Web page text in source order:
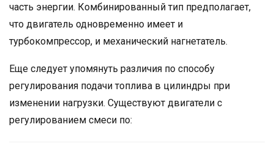
часть энергии. Комбинированный тип предполагает,
что двигатель одновременно имеет и
турбокомпрессор, и механический нагнетатель.
Еще следует упомянуть различия по способу
регулирования подачи топлива в цилиндры при
изменении нагрузки. Существуют двигатели с
регулированием смеси по: